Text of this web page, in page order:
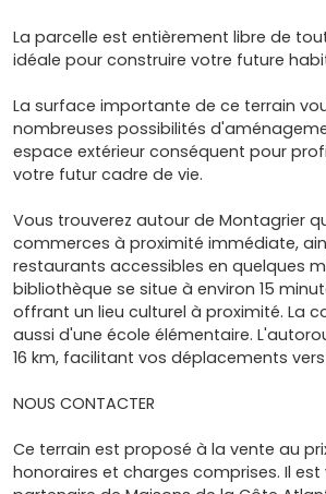
La parcelle est entièrement libre de
idéale pour construire votre future
La surface importante de ce terrain
nombreuses possibilités
espace extérieur conséquent pour
votre futur cadre de vie.
Vous trouverez autour de Montagrier
commerces à proximité immédiate,
restaurants accessibles en quelques
bibliothèque se situe à environ 15
offrant un lieu culturel à proximité. La
aussi d'une école élémentaire.
16 km, facilitant vos déplacements
NOUS CONTACTER
Ce terrain est proposé à la vente au
honoraires et charges comprises. Il est